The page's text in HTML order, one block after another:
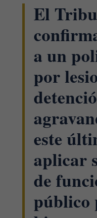
El
a un
por
este
aplicar
de
público